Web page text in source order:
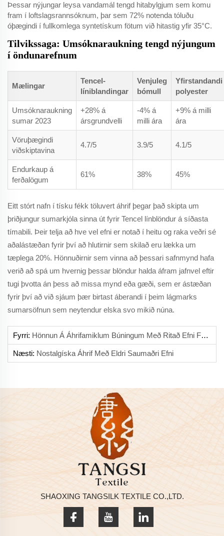
Þessar nýjungar leysa vandamál tengd hitabylgjum sem komu
fram í loftslagsrannsóknum, þar sem 72% notenda tóluðu
óþægindi í fullkomlega syntetískum fötum við hitastig yfir 35°C.
Tilvikssaga: Umsóknaraukning tengd nýjungum
í öndunarefnum
Mælingar
Tencel-
líniblandingar
Venjuleg
bómull
Yfirstandandi
polyester
Umsóknaraukning
sumar 2023
+28% á
ársgrundvelli
-4% á
milli ára
+9% á milli
ára
Vöruþægindi
viðskiptavina
4.7/5 3.9/5 4.1/5
Endurkaup á
ferðalögum
61% 38% 45%
Eitt stórt nafn í tísku fékk töluvert áhrif þegar það skipta um
þriðjungur sumarkjóla sinna út fyrir Tencel línblöndur á síðasta
tímabili. Þeir telja að hve vel efni er notað í heitu og raka veðri sé
aðalástæðan fyrir því að hlutirnir sem skilað eru lækka um
tæplega 20%. Hönnuðirnir sem vinna að þessari safnmynd hafa
verið að spá um hvernig þessar blöndur halda áfram jafnvel eftir
tugi þvotta án þess að missa mynd eða gæði, sem er ástæðan
fyrir því að við sjáum þær birtast áberandi í þeim lágmarks
sumarsöfnun sem neytendur elska svo mikið núna.
Fyrri: Hönnun Á Áhrifamiklum Búningum Með Ritað Efni Fyrir Dekk
Næsti: Nostalgíska Áhrif Með Eldri Saumaðri Efni
SHAOXING TANGSILK TEXTILE CO.,LTD.